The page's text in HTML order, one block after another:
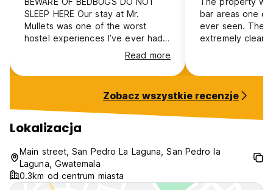
SLEEP HERE Our stay at Mr.
Mullets was one of the worst
hostel experiences I’ve ever had.
The staff came across as
unfriendly and unwelcoming from
the moment we arrived, making us
than guests. Any questions or
concerns we had were met with
little interest or helpfulness. The
room itself was in unacceptable
condition. It was noticeably dirty
when we checked in, and it was
clear that it hadn’t been cleaned
properly. To make matters worse,
Read more
bar areas one of
ever seen. The
extremely
Zobacz wszystkie recenzje
Lokalizacja
Main street, San Pedro La Laguna, San Pedro la
Laguna, Gwatemala
0.3km od centrum miasta